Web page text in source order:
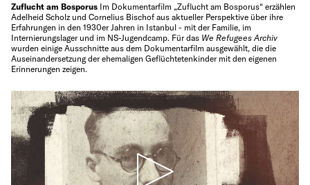
Zuflucht am Bosporus Im Dokumentarfilm „Zuflucht am Bosporus“ erzählen
Adelheid Scholz und Cornelius Bischof aus aktueller Perspektive über ihre
Erfahrungen in den 1930er Jahren in Istanbul - mit der Familie, im
Internierungslager und im NS-Jugendcamp. Für das We Refugees Archiv
wurden einige Ausschnitte aus dem Dokumentarfilm ausgewählt, die die
Auseinandersetzung der ehemaligen Geflüchtetenkinder mit den eigenen
Erinnerungen zeigen.